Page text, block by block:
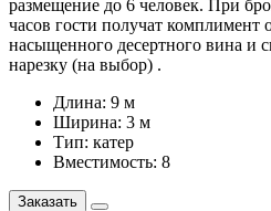
размещение до 6 человек. При
часов гости получат комплимент
насыщенного десертного вина и
нарезку (на выбор) .
Длина: 9 м
Ширина: 3 м
Тип: катер
Вместимость: 8
Заказать